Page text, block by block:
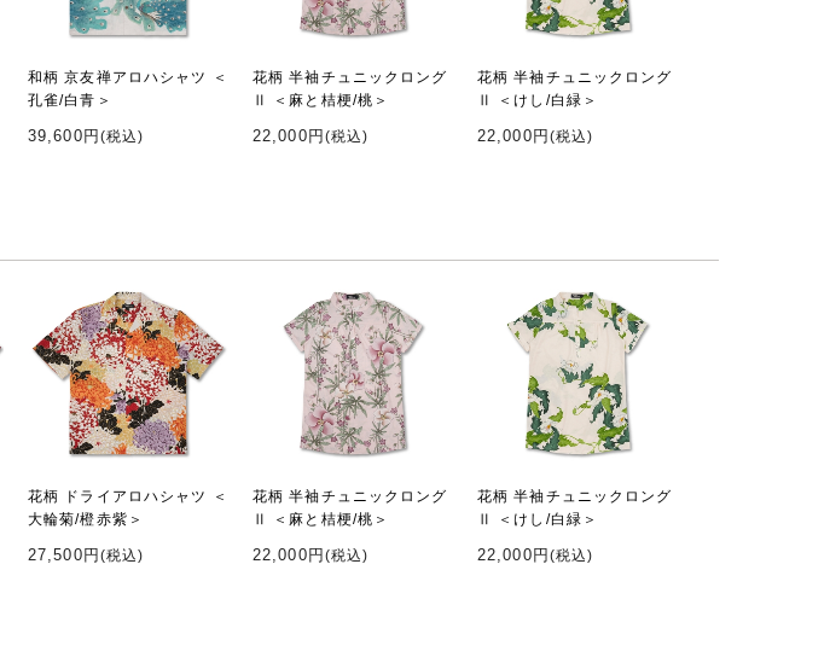
和柄 京友禅アロハシャツ ＜
孔雀/白青＞
39,600円 (税込)
花柄 半袖チュニックロング
Ⅱ ＜麻と桔梗/桃＞
22,000円 (税込)
花柄 半袖チュニックロング
Ⅱ ＜けし/白緑＞
22,000円 (税込)
花柄 ドライアロハシャツ ＜
大輪菊/橙赤紫＞
27,500円 (税込)
花柄 半袖チュニックロング
Ⅱ ＜麻と桔梗/桃＞
22,000円 (税込)
花柄 半袖チュニックロング
Ⅱ ＜けし/白緑＞
22,000円 (税込)